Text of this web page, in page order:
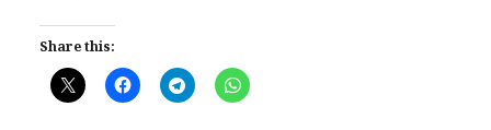
Share this: